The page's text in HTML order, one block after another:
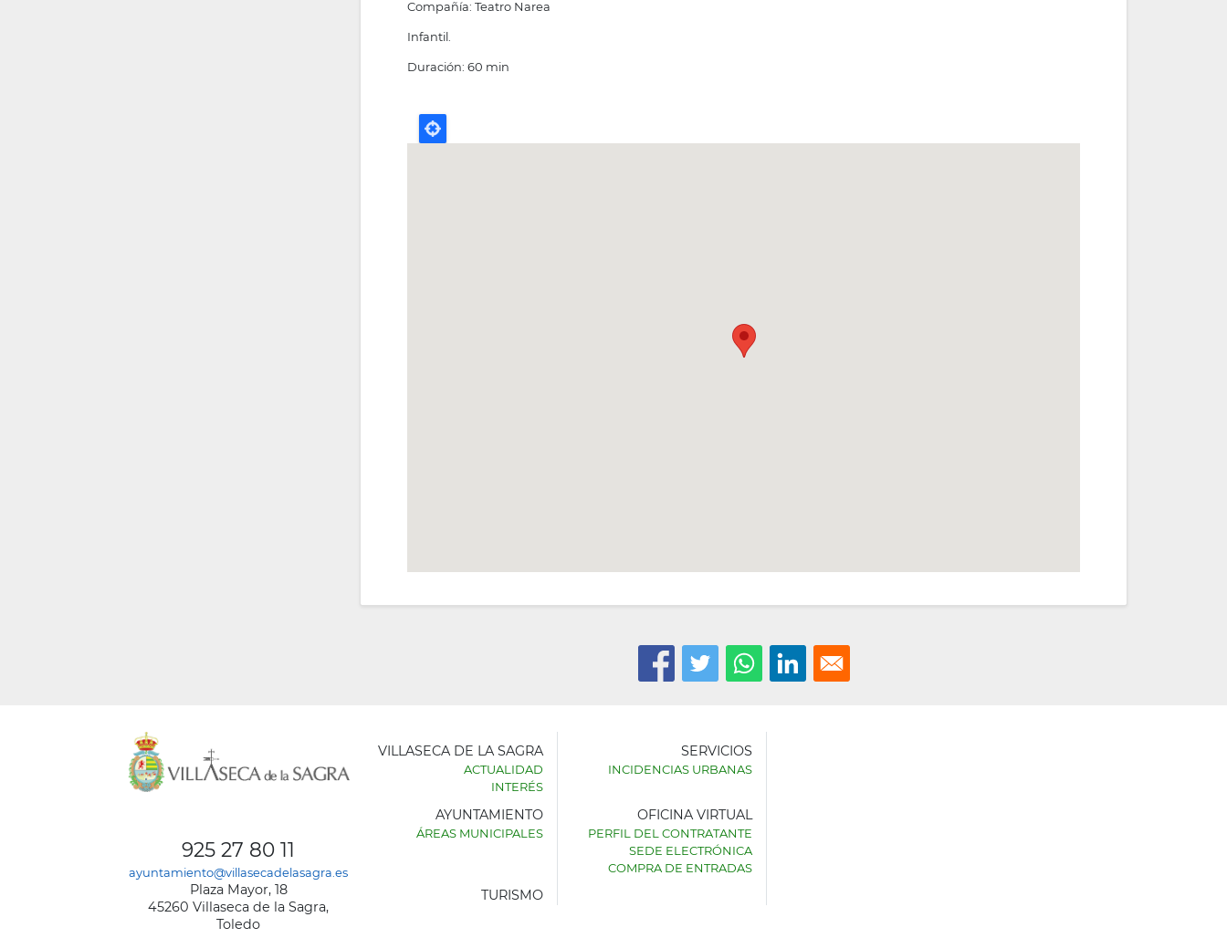
Compañía: Teatro Narea
Infantil.
Duración: 60 min
925 27 80 11
ayuntamiento@villasecadelasagra.es
Plaza Mayor, 18
45260 Villaseca de la Sagra,
Toledo
AYUNTAMIENTO
VILLASECA DE LA SAGRA
ACTUALIDAD
INTERÉS
SERVICIOS
INCIDENCIAS URBANAS
AYUNTAMIENTO
ÁREAS MUNICIPALES
OFICINA VIRTUAL
PERFIL DEL CONTRATANTE
SEDE ELECTRÓNICA
COMPRA DE ENTRADAS
TURISMO